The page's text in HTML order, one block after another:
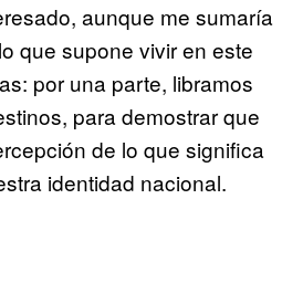
aunque me sumaría
que supone vivir en este
por una parte, libramos
para demostrar que
de lo que significa
identidad nacional.